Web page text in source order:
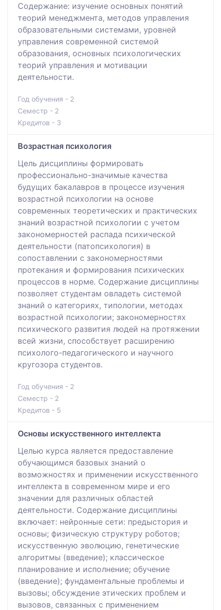
Содержание: изучение основных понятий
теорий менеджмента, методов управления
образовательными системами, уровней
управления современной системой
образования, основных психологических
теорий управления и мотивации
деятельности.
Год обучения - 2
Семестр - 2
Кредитов - 3
Возрастная психология
Цель дисциплины формировать
профессионально-значимые качества
будущих бакалавров в процессе изучения
возрастной психологии на основе
современных теоретических и практических
знаний возрастной психологии с учетом
закономерностей распада психической
деятельности (патопсихология) в
сопоставлении с закономерностями
протекания и формирования психических
процессов в норме. Содержание дисциплины
позволяет студентам овладеть системой
знаний о категориях, типологии, методах
возрастной психологии; закономерностях
психического развития людей на протяжении
всей жизни, способствует расширению
психолого-педагогического и научного
кругозора студентов.
Год обучения - 2
Семестр - 2
Кредитов - 5
Основы искусственного интеллекта
Целью курса является предоставление
обучающимся базовых знаний о
возможностях и применении искусственного
интеллекта в современном мире и его
значении для различных областей
деятельности. Содержание дисциплины
включает: нейронные сети: предыстория и
основы; физическую структуру роботов;
искусственную эволюцию, генетические
алгоритмы (введение); классическое
планирование и исполнение; обучение
(введение); фундаментальные проблемы и
вызовы; обсуждение этических проблем и
вызовов, связанных с применением